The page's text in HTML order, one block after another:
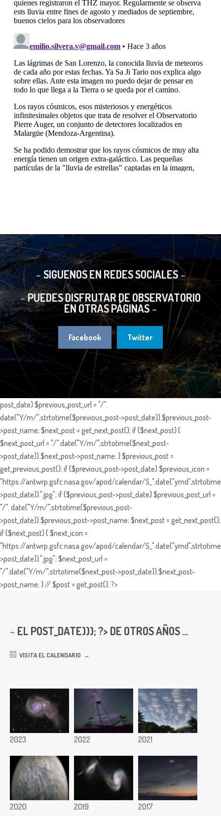
SIGUENOS EN REDES SOCIALES
PUEDES DISFRUTAR DE OBSERVATORIO
EN OTRAS PÁGINAS
Facebook Twitter
post_date) $previous_post_url = "/".
date("Y/m/",strtotime($previous_post->post_date)).$previous_post-
>post_name; $next_post = get_next_post(); if ($next_post) {
$next_post_url = "/".date("Y/m/",strtotime($next_post-
>post_date)).$next_post->post_name; } $previous_post =
get_previous_post(); if ($previous_post->post_date) $previous_icon =
"https://antwrp.gsfc.nasa.gov/apod/calendar/
>post_date)).".jpg"; if ($previous_post->post_date) $previous_post_url =
"/". date("Y/m/",strtotime($previous_post-
>post_date)).$previous_post->post_name; $next_post = get_next_post();
if ($next_post) { $next_icon =
"https://antwrp.gsfc.nasa.gov/apod/calendar/
>post_date)).".jpg"; $next_post_url =
"/".date("Y/m/",strtotime($next_post->post_date)).$next_post-
>post_name; } // $post = get_post(); ?>
EL POST_DATE))); ?> DE OTROS AÑOS ...
VISITA EL CALENDARIO
2023 2022 2021
2020 2019 2017